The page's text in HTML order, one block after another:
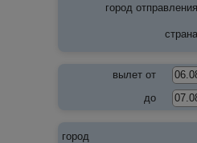
город отправления
страна
вылет от
до
город